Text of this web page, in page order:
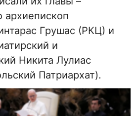
архиепископ
Грушас (РКЦ) и
и
Никита Лулиас
Патриархат).